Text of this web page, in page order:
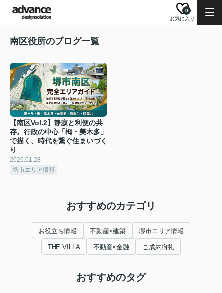
お気に入り
0
南区役所のブログ一覧
【南区Vol.2】静寂と利便の共
存。行政の中心「栂・美木多」
で描く、時代を繋ぐ住まいづく
り
2026.01.28
堺市エリア情報
おすすめのカテゴリ
お役立ち情報 不動産×建築 堺市エリア情報
THE VILLA 不動産×金融 ご成約御礼
おすすめのタグ